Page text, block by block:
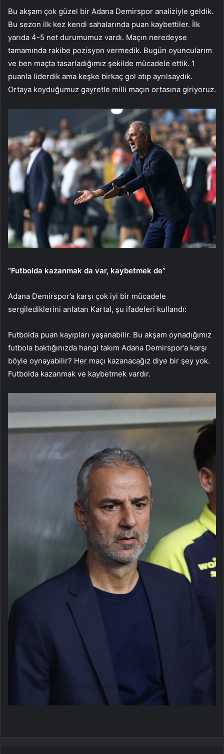
Bu akşam çok güzel bir Adana Demirspor analiziyle geldik.
Bu sezon ilk kez kendi sahalarında puan kaybettiler. İlk
yarıda 4-5 net durumumuz vardı. Maçın neredeyse
tamamında rakibe pozisyon vermedik. Bugün oyuncularım
ve ben maçta tasarladığımız şekilde mücadele ettik. 1
puanla liderdik ama keşke birkaç gol atıp ayrılsaydık.
Ortaya koyduğumuz gayretle milli maçın ortasına giriyoruz.
“Futbolda kazanmak da var, kaybetmek de”
Adana Demirspor’a karşı çok iyi bir mücadele
sergilediklerini anlatan Kartal, şu ifadeleri kullandı:
Futbolda puan kayıpları yaşanabilir. Bu akşam oynadığımız
futbola baktığınızda hangi takım Adana Demirspor’a karşı
böyle oynayabilir? Her maçı kazanacağız diye bir şey yok.
Futbolda kazanmak ve kaybetmek vardır.